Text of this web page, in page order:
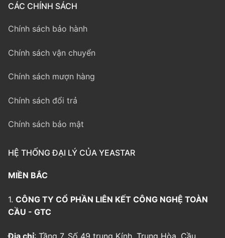
CÁC CHÍNH SÁCH
Chính sách bảo hành
Chính sách vận chuyển
Chính sách mượn hàng
Chính sách đổi trả
Chính sách bảo mật
HỆ THỐNG ĐẠI LÝ CỦA YEASTAR
MIỀN BẮC
1. CÔNG TY CỔ PHẦN LIÊN KẾT CÔNG NGHỆ TOÀN
CẦU - GTC
Địa chỉ: Tầng 7, Số 49 trung Kính, Trung Hòa, Cầu